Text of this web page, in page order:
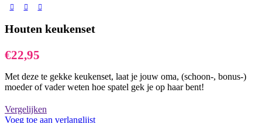
Houten keukenset
€22,95
Met deze te gekke keukenset, laat je jouw oma, (schoon-, bonus-)
moeder of vader weten hoe spatel gek je op haar bent!
Vergelijken
Voeg toe aan verlanglijst